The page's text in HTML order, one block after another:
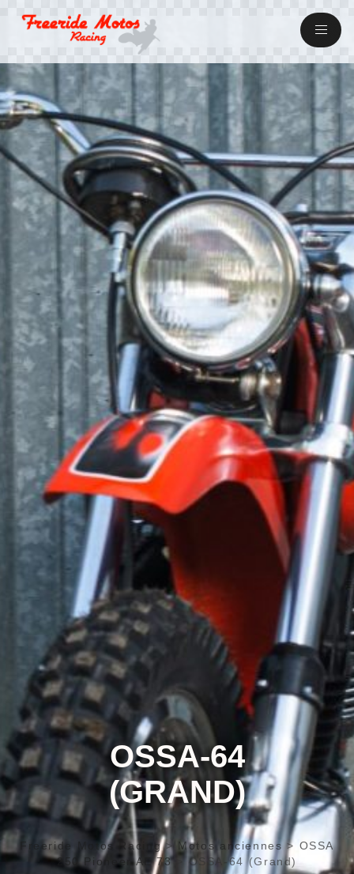
OSSA-64
(GRAND)
Freeride Motos Racing> Motos anciennes > OSSA
250 Pioneer AE 73> OSSA-64 (Grand)